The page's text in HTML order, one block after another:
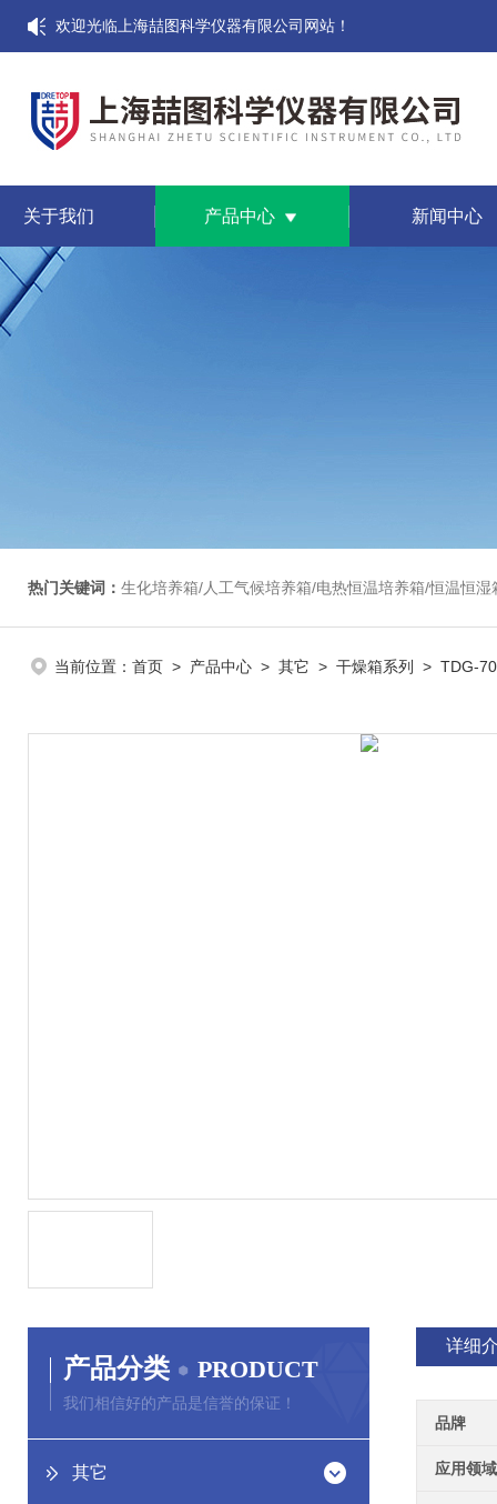
欢迎光临上海喆图科学仪器有限公司网站！
关于我们 产品中心 新闻中心
热门关键词： 生化培养箱/人工气候培养箱/电热恒温培养箱/恒温恒湿箱/光照培养箱/二氧化碳培养箱
当前位置： 首页 > 产品中心 > 其它 > 干燥箱系列 > TDG-
产品分类 PRODUCT
我们相信好的产品是信誉的保证！
其它
详细
品牌
应用领域